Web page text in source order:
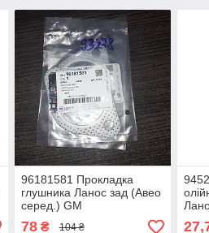
96181581 Прокладка
глушника Ланос зад (Авео
серед.) GM
78₴ 104 ₴